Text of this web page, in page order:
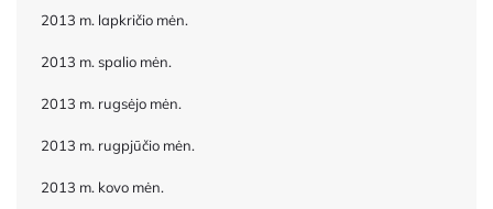
2013 m. lapkričio mėn.
2013 m. spalio mėn.
2013 m. rugsėjo mėn.
2013 m. rugpjūčio mėn.
2013 m. kovo mėn.